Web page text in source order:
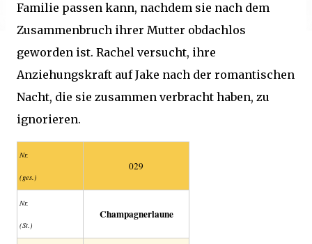
Familie passen kann, nachdem sie nach dem
Zusammenbruch ihrer Mutter obdachlos
geworden ist. Rachel versucht, ihre
Anziehungskraft auf Jake nach der romantischen
Nacht, die sie zusammen verbracht haben, zu
ignorieren.
Nr.
(ges.)
029
Nr.
(St.)
Champagnerlaune